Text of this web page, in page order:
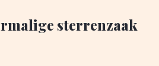
sterrenzaak